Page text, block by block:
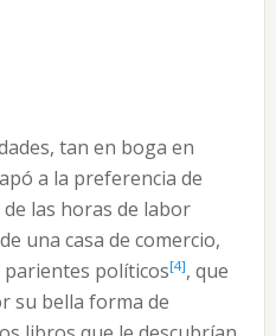
tan en boga en
a la preferencia de
las horas de labor
una casa de comercio,
políticos[4], que
su bella forma de